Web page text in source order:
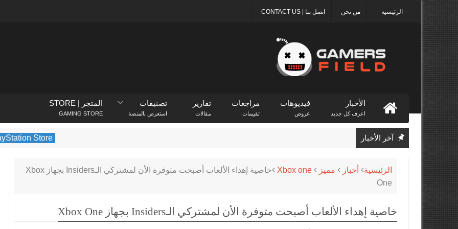
اتصل بنا | CONTACT US من نحن الرئيسية
الأخبار
اعرف كل جديد
فيديوهات
عروض
مراجعات
تقييمات
تقارير
مقالات
تصنيفات
استعرض بالمنصة
المتجر | STORE
GAMING STORE
آخر الأخبار يكشف متجر PlayStation عن الألعاب الأكثر تنزيلًا في فبراير 2022
الرئيسية أخبار مميز Xbox one
خاصية إهداء الألعاب أصبحت متوفرة الأن لمشتركي الـInsiders بجهاز Xbox
One
خاصية إهداء الألعاب أصبحت متوفرة الأن لمشتركي الـInsiders بجهاز Xbox One